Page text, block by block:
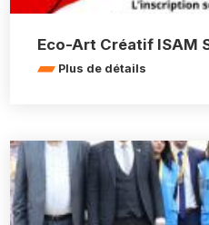
Eco-Art Créatif ISAM
Plus de détails